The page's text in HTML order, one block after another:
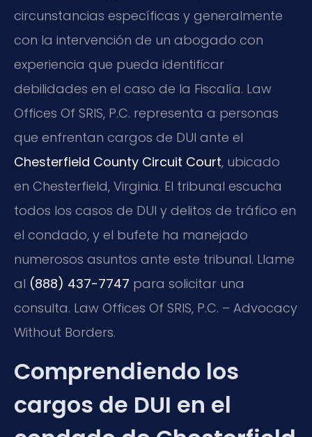
circunstancias específicas y generalmente
con la intervención de un abogado con
experiencia que pueda identificar
debilidades en el caso de la Fiscalía. Law
Offices Of SRIS, P.C. representa a personas
que enfrentan cargos de DUI ante el
Chesterfield County Circuit Court, ubicado
en Chesterfield, Virginia. El tribunal escucha
todos los casos de DUI y delitos de tráfico en
el condado, y el bufete ha manejado
numerosos asuntos ante este tribunal. Llame
al (888) 437-7747 para solicitar una
consulta. Law Offices Of SRIS, P.C. – Advocacy
Without Borders.
Comprendiendo los
cargos de DUI en el